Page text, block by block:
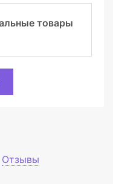
товары
Отзывы